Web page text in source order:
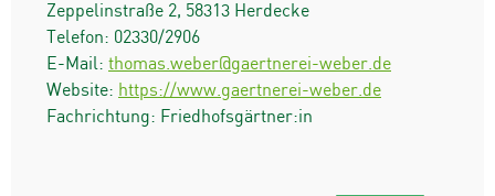
Zeppelinstraße 2, 58313 Herdecke
Telefon: 02330/2906
E-Mail: thomas.weber@gaertnerei-weber.de
Website: https://www.gaertnerei-weber.de
Fachrichtung: Friedhofsgärtner:in